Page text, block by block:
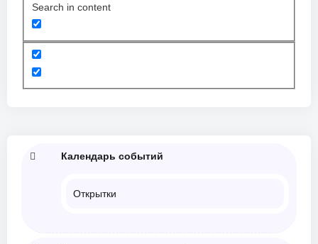
Search in content
Календарь событий
Открытки